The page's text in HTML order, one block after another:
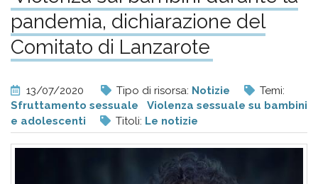
Documentazione
e
analisi
pr
l'infanzia
pandemia, dichiarazione del
Comitato di Lanzarote
13/07/2020 Tipo di risorsa: Notizie
Temi:
Sfruttamento sessuale
Violenza sessuale su bambini
e adolescenti
Titoli: Le notizie